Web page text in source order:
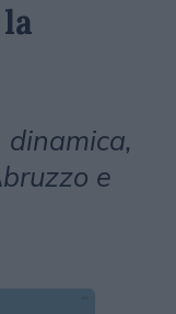
dinamica,
e